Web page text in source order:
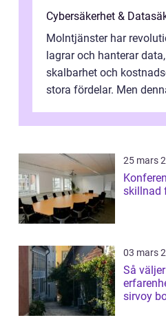
Cybersäkerhet &
Molntjänster har
lagrar och hanterar
skalbarhet och
stora fördelar. Men
25 mars
Konferens
skillnad
03 mars
Så
sirvoy